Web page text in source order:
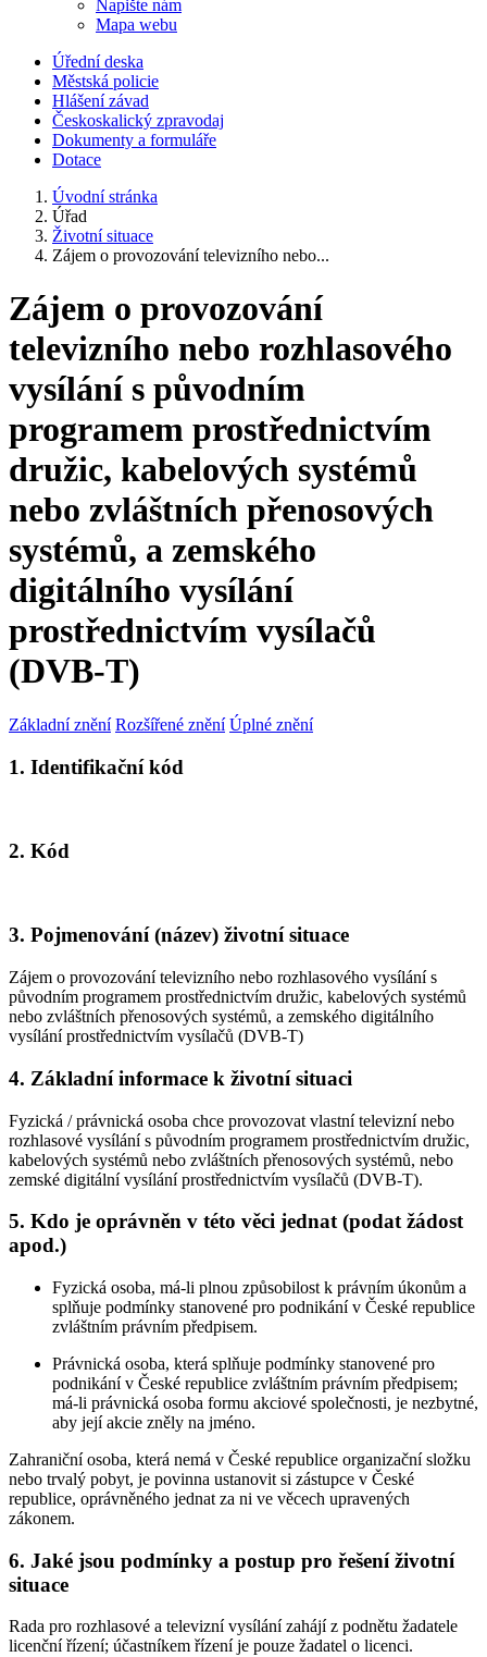
Napište nám
Mapa webu
Úřední deska
Městská policie
Hlášení závad
Českoskalický zpravodaj
Dokumenty a formuláře
Dotace
Úvodní stránka
Úřad
Životní situace
Zájem o provozování televizního nebo...
Zájem o provozování
televizního nebo rozhlasového
vysílání s původním
programem prostřednictvím
družic, kabelových systémů
nebo zvláštních přenosových
systémů, a zemského
digitálního vysílání
prostřednictvím vysílačů
(DVB-T)
Základní znění Rozšířené znění Úplné znění
1. Identifikační kód
2. Kód
3. Pojmenování (název) životní situace
Zájem o provozování televizního nebo rozhlasového vysílání s
původním programem prostřednictvím družic, kabelových systémů
nebo zvláštních přenosových systémů, a zemského digitálního
vysílání prostřednictvím vysílačů (DVB-T)
4. Základní informace k životní situaci
Fyzická / právnická osoba chce provozovat vlastní televizní nebo
rozhlasové vysílání s původním programem prostřednictvím družic,
kabelových systémů nebo zvláštních přenosových systémů, nebo
zemské digitální vysílání prostřednictvím vysílačů (DVB-T).
5. Kdo je oprávněn v této věci jednat (podat žádost
apod.)
Fyzická osoba, má-li plnou způsobilost k právním úkonům a
splňuje podmínky stanovené pro podnikání v České republice
zvláštním právním předpisem.
Právnická osoba, která splňuje podmínky stanovené pro
podnikání v České republice zvláštním právním předpisem;
má-li právnická osoba formu akciové společnosti, je nezbytné,
aby její akcie zněly na jméno.
Zahraniční osoba, která nemá v České republice organizační složku
nebo trvalý pobyt, je povinna ustanovit si zástupce v České
republice, oprávněného jednat za ni ve věcech upravených
zákonem.
6. Jaké jsou podmínky a postup pro řešení životní
situace
Rada pro rozhlasové a televizní vysílání zahájí z podnětu žadatele
licenční řízení; účastníkem řízení je pouze žadatel o licenci.